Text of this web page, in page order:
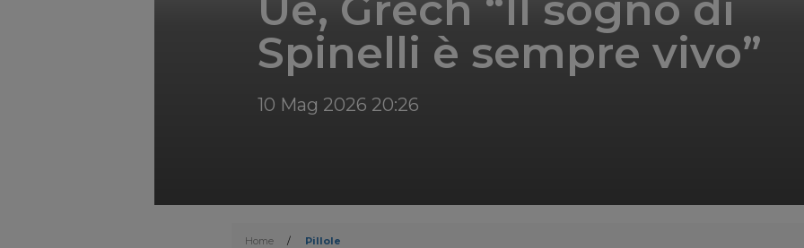
Spinelli è sempre vivo”
10 Mag 2026 20:26
Home / Pillole